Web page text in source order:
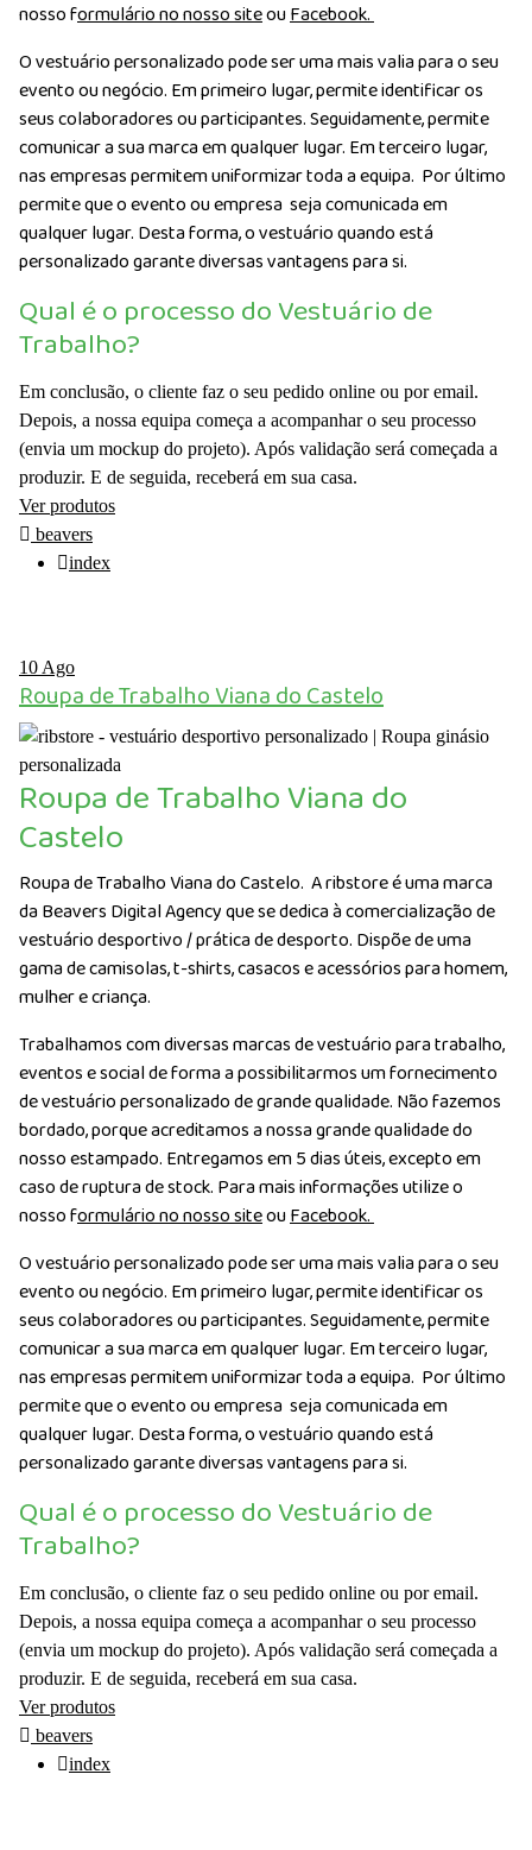
nosso formulário no nosso siteouFacebook.
O vestuário personalizado pode ser uma mais valia para o seu
evento ou negócio. Em primeiro lugar, permite identificar os
seus colaboradores ou participantes. Seguidamente, permite
comunicar a sua marca em qualquer lugar. Em terceiro lugar,
nas empresas permitem uniformizar toda a equipa. Por último
permite que o evento ou empresa seja comunicada em
qualquer lugar. Desta forma, o vestuário quando está
personalizado garante diversas vantagens para si.
Qual é o processo do Vestuário de
Trabalho?
Em conclusão, o cliente faz o seu pedido online ou por email.
Depois, a nossa equipa começa a acompanhar o seu processo
(envia um mockup do projeto). Após validação será começada a
produzir. E de seguida, receberá em sua casa.
Ver produtos
beavers
index
10 Ago
Roupa de Trabalho Viana do Castelo
Roupa de Trabalho Viana do
Castelo
Roupa de Trabalho Viana do Castelo. A ribstore é uma marca
da Beavers Digital Agency que se dedica à comercialização de
vestuário desportivo / prática de desporto. Dispõe de uma
gama de camisolas, t-shirts, casacos e acessórios para homem,
mulher e criança.
Trabalhamos com diversas marcas de vestuário para trabalho,
eventos e social de forma a possibilitarmos um fornecimento
de vestuário personalizado de grande qualidade. Não fazemos
bordado, porque acreditamos a nossa grande qualidade do
nosso estampado. Entregamos em 5 dias úteis, excepto em
caso de ruptura de stock. Para mais informações utilize o
nosso formulário no nosso siteouFacebook.
O vestuário personalizado pode ser uma mais valia para o seu
evento ou negócio. Em primeiro lugar, permite identificar os
seus colaboradores ou participantes. Seguidamente, permite
comunicar a sua marca em qualquer lugar. Em terceiro lugar,
nas empresas permitem uniformizar toda a equipa. Por último
permite que o evento ou empresa seja comunicada em
qualquer lugar. Desta forma, o vestuário quando está
personalizado garante diversas vantagens para si.
Qual é o processo do Vestuário de
Trabalho?
Em conclusão, o cliente faz o seu pedido online ou por email.
Depois, a nossa equipa começa a acompanhar o seu processo
(envia um mockup do projeto). Após validação será começada a
produzir. E de seguida, receberá em sua casa.
Ver produtos
beavers
index